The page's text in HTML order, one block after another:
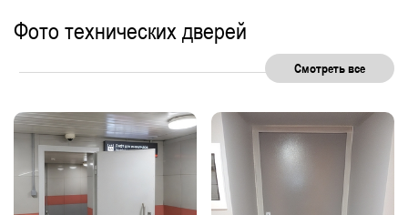
Фото технических дверей
Смотреть все